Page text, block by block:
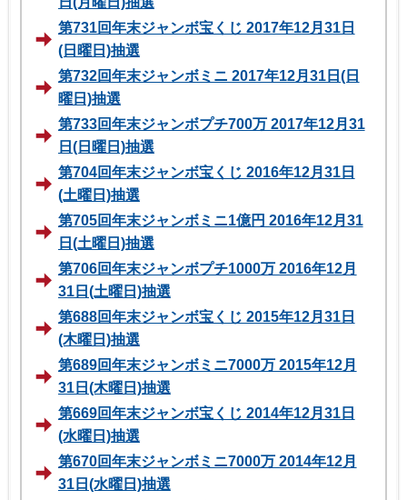
第731回年末ジャンボ宝くじ 2017年12月31日
(日曜日)抽選
第732回年末ジャンボミニ 2017年12月31日(日
曜日)抽選
第733回年末ジャンボプチ700万 2017年12月31
日(日曜日)抽選
第704回年末ジャンボ宝くじ 2016年12月31日
(土曜日)抽選
第705回年末ジャンボミニ1億円 2016年12月31
日(土曜日)抽選
第706回年末ジャンボプチ1000万 2016年12月
31日(土曜日)抽選
第688回年末ジャンボ宝くじ 2015年12月31日
(木曜日)抽選
第689回年末ジャンボミニ7000万 2015年12月
31日(木曜日)抽選
第669回年末ジャンボ宝くじ 2014年12月31日
(水曜日)抽選
第670回年末ジャンボミニ7000万 2014年12月
31日(水曜日)抽選